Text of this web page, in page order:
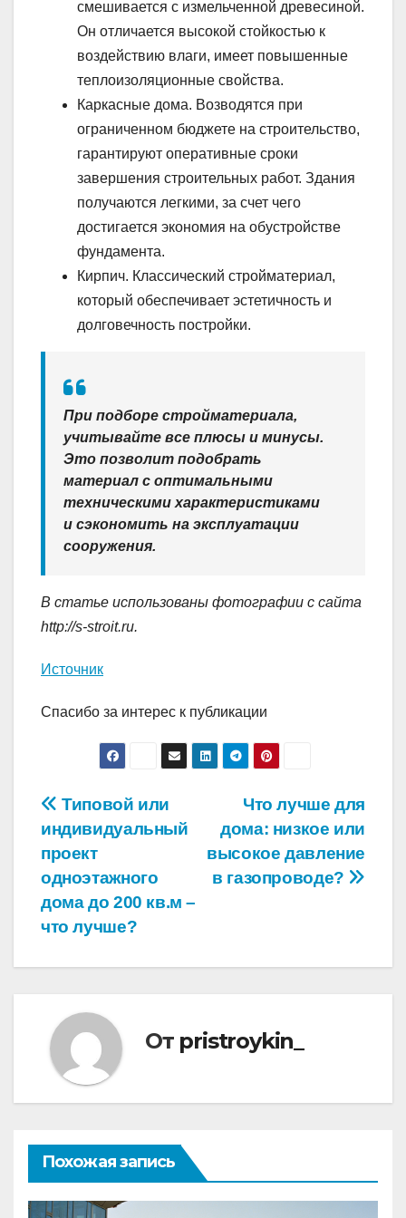
смешивается с измельченной древесиной.
Он отличается высокой стойкостью к
воздействию влаги, имеет повышенные
теплоизоляционные свойства.
Каркасные дома. Возводятся при
ограниченном бюджете на строительство,
гарантируют оперативные сроки
завершения строительных работ. Здания
получаются легкими, за счет чего
достигается экономия на обустройстве
фундамента.
Кирпич. Классический стройматериал,
который обеспечивает эстетичность и
долговечность постройки.
При подборе стройматериала,
учитывайте все плюсы и минусы.
Это позволит подобрать
материал с оптимальными
техническими характеристиками
и сэкономить на эксплуатации
сооружения.
В статье использованы фотографии с сайта
http://s-stroit.ru.
Источник
Спасибо за интерес к публикации
Навигация
по
записям
Что лучше для
дома: низкое или
высокое давление
в газопроводе?
Типовой или
индивидуальный
проект
одноэтажного
дома до 200 кв.м –
что лучше?
От pristroykin_
Похожая запись